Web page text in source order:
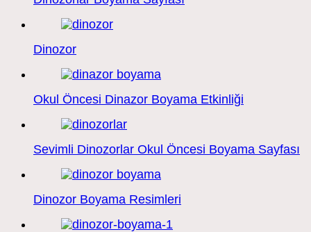
Dinozor
Okul Öncesi Dinazor Boyama Etkinliği
Sevimli Dinozorlar Okul Öncesi Boyama Sayfası
Dinozor Boyama Resimleri